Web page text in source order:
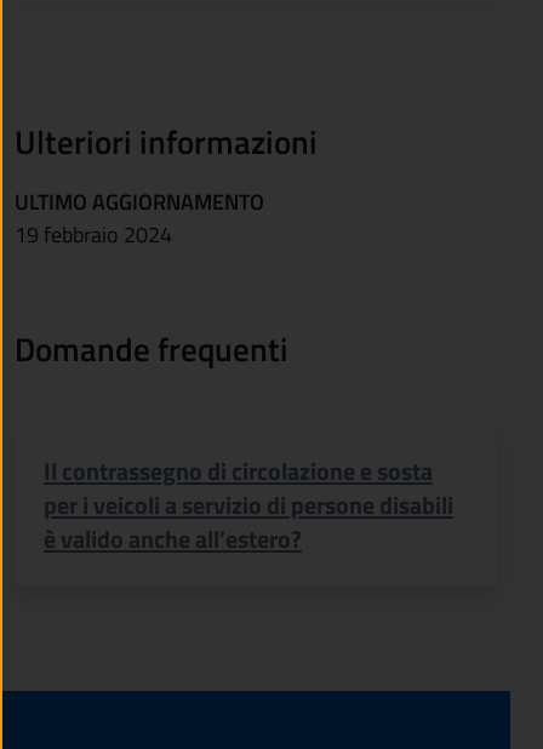
Ulteriori informazioni
ULTIMO AGGIORNAMENTO
19 febbraio 2024
Domande frequenti
Il contrassegno di circolazione e sosta
per i veicoli a servizio di persone disabili
è valido anche all’estero?